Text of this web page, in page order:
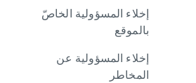
إخلاء المسؤولية الخاصّ
بالموقع
إخلاء المسؤولية عن
المخاطر